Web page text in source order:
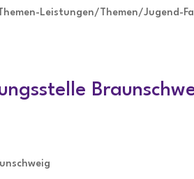
Leistungen/Themen/Jugend-